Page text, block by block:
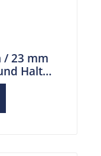
/ 23 mm
Halter